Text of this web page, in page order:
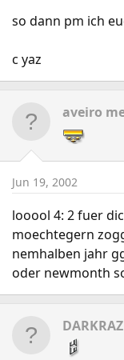
so dann pm ich
c yaz
aveiro
Jun 19, 2002
looool 4: 2 fuer
moechtegern
nemhalben jahr
oder newmonth